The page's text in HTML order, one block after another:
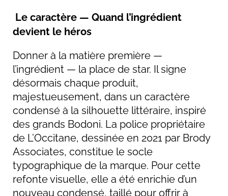
Le caractère — Quand l’ingrédient
devient le héros
Donner à la matière première —
l’ingrédient — la place de star. Il signe
désormais chaque produit,
majestueusement, dans un caractère
condensé à la silhouette littéraire, inspiré
des grands Bodoni. La police propriétaire
de L’Occitane, dessinée en 2021 par Brody
Associates, constitue le socle
typographique de la marque. Pour cette
refonte visuelle, elle a été enrichie d’un
nouveau condensé, taillé pour offrir à